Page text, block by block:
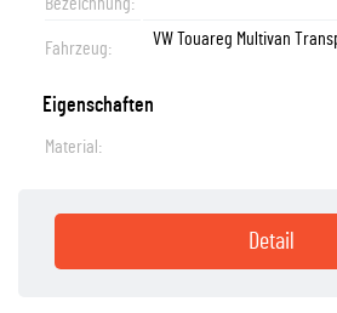
Fahrzeug:
VW Touareg Multivan
Eigenschaften
Material:
Detail